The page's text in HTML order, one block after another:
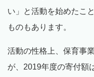
い」と活動を始めたこ
ものもあります。
活動の性格上、保育事
が、2019年度の寄付額